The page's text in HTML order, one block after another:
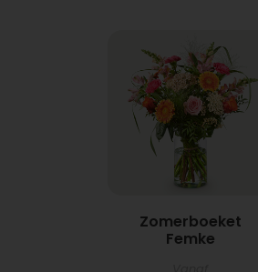
Zomerboeket
Femke